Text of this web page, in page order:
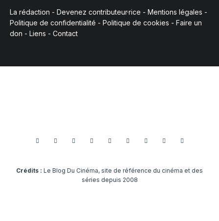
La rédaction - Devenez contributeur·rice - Mentions légales -
Politique de confidentialité - Politique de cookies - Faire un
don - Liens - Contact
Crédits : Le Blog Du Cinéma, site de référence du cinéma et des
séries depuis 2008